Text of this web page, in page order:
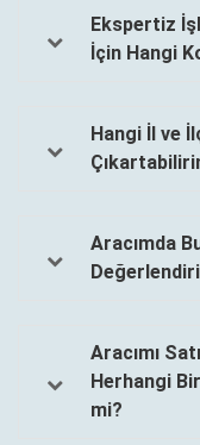
Ekspertiz
İçin Hangi
Hangi İl ve
Aracımda
Aracımı
Herhangi
mi?